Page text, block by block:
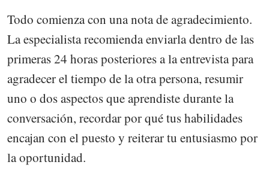
Todo comienza con una nota de agradecimiento.
La especialista recomienda enviarla dentro de las
primeras 24 horas posteriores a la entrevista para
agradecer el tiempo de la otra persona, resumir
uno o dos aspectos que aprendiste durante la
conversación, recordar por qué tus habilidades
encajan con el puesto y reiterar tu entusiasmo por
la oportunidad.